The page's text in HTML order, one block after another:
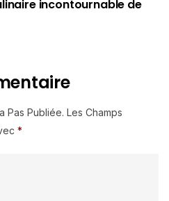
incontournable de
Pas Publiée. Les Champs
*